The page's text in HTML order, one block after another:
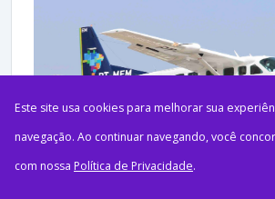
Este site usa cookies para melhorar sua
navegação. Ao continuar navegando, você
com nossa Política de Privacidade.